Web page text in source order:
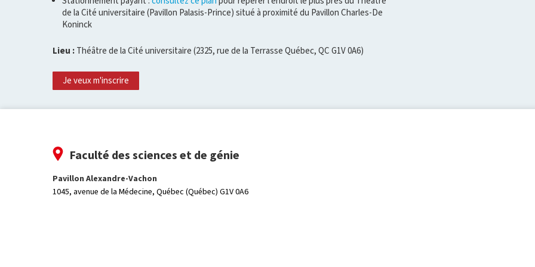
de la Cité universitaire (Pavillon Palasis-Prince) situé à proximité du Pavillon Charles-De
Koninck
Lieu : Théâtre de la Cité universitaire (2325, rue de la Terrasse Québec, QC G1V 0A6)
Je veux m'inscrire
Faculté des sciences et de génie
Pavillon Alexandre-Vachon
1045, avenue de la Médecine, Québec (Québec) G1V 0A6